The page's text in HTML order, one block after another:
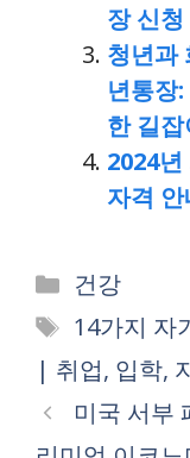
장 신
청년과
년통장
한 길잡
2024
자격 안
Categories
건강
Tags
14가지 자
| 취업, 입학,
미국 서부